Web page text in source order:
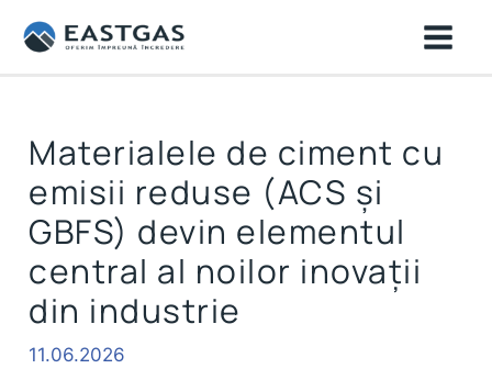
Materialele de ciment cu
emisii reduse (ACS și
GBFS) devin elementul
central al noilor inovații
din industrie
11.06.2026